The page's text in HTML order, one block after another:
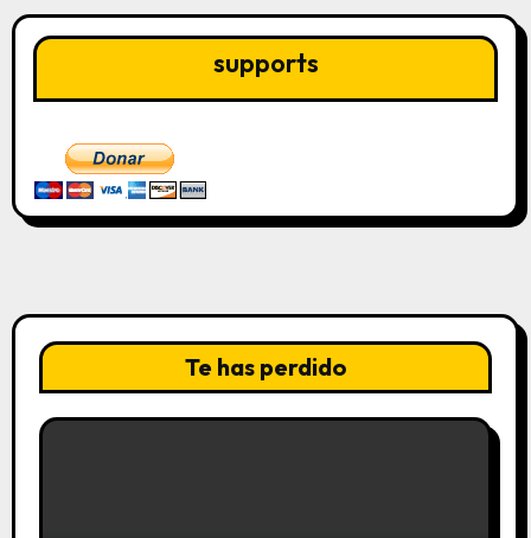
supports
Te has perdido